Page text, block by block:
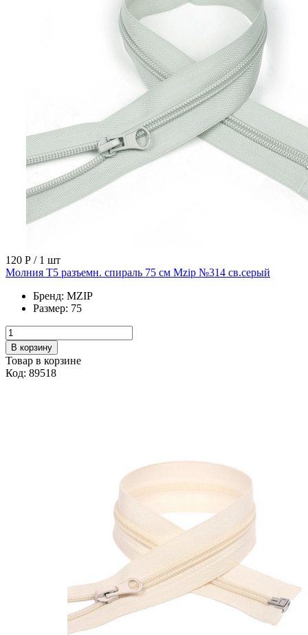
120 Р / 1 шт
Молния Т5 разъемн. спираль 75 см Mzip №314 св.серый
Бренд: MZIP
Размер: 75
В корзину
Товар в корзине
Код: 89518